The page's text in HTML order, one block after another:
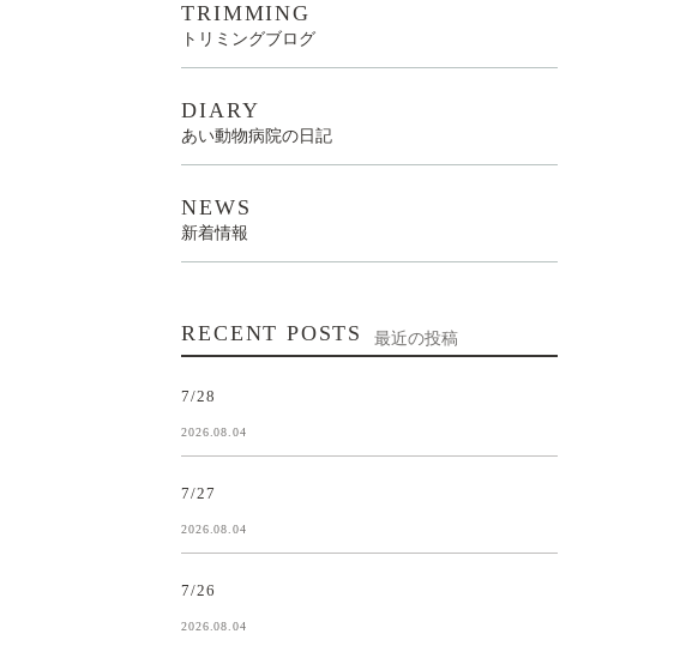
TRIMMING
トリミングブログ
DIARY
あい動物病院の日記
NEWS
新着情報
RECENT POSTS 最近の投稿
7/28
2026.08.04
7/27
2026.08.04
7/26
2026.08.04